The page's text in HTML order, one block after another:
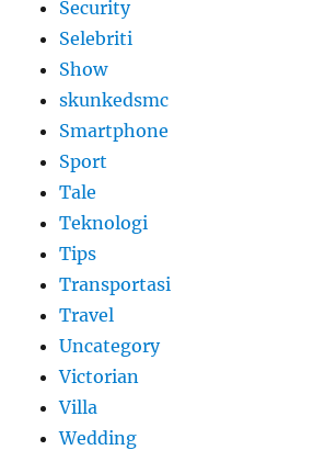
Security
Selebriti
Show
skunkedsmc
Smartphone
Sport
Tale
Teknologi
Tips
Transportasi
Travel
Uncategory
Victorian
Villa
Wedding